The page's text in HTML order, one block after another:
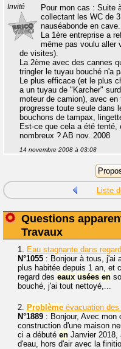
Invité
Pour mon cas : Suite
collectant les WC de
nauséabonde en cave.
La 1ère entreprise a
même pas voulu aller
de visites).
La 2ème avec des cannes
tringler le tuyau bouché n'a
Le plus efficace (et le plus
a un tuyau de "Karcher"
moteur de camion), avec
progresse toute seule dans
bouchons de tampax,
Est-ce que cela a été
nombreux ? AB nov. 2008
14 novembre 2008 à 03:08
Liste
Questions
Travaux
1. Eau stagnante dans regard
N°1055 : Bonjour à tous, j'ai
plus habitée depuis 1 an, et
regard des eaux usées en
bouché, j'ai tout nettoyé,...
2. Problème évacuation des
N°1889 : Bonjour, Avec mon
construction d'une maison
ci a débuté en Janvier 2018,
d'eau, hors d'air avec la